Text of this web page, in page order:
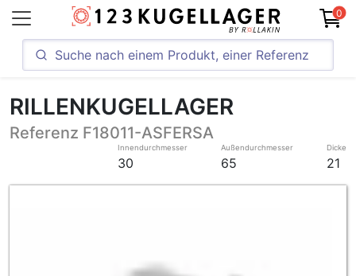
0
RILLENKUGELLAGER
Referenz F18011-ASFERSA
Innendurchmesser
30
Außendurchmesser
65
Dicke
21